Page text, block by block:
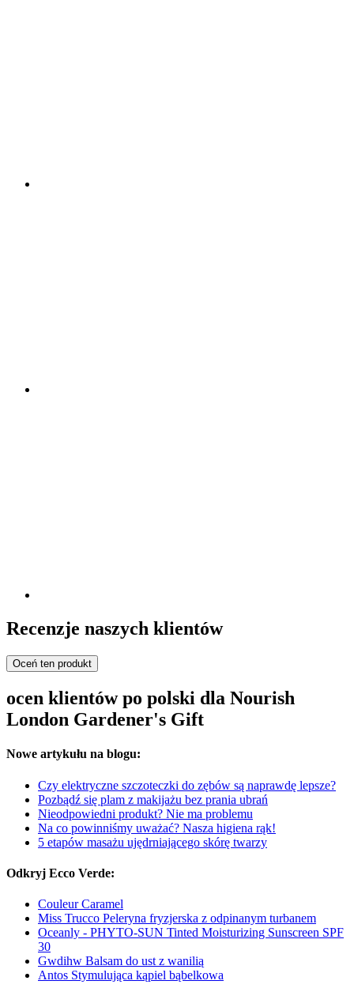
Recenzje naszych klientów
Oceń ten produkt
ocen klientów po polski dla Nourish
London Gardener's Gift
Nowe artykułu na blogu:
Czy elektryczne szczoteczki do zębów są naprawdę lepsze?
Pozbądź się plam z makijażu bez prania ubrań
Nieodpowiedni produkt? Nie ma problemu
Na co powinniśmy uważać? Nasza higiena rąk!
5 etapów masażu ujędrniającego skórę twarzy
Odkryj Ecco Verde:
Couleur Caramel
Miss Trucco Peleryna fryzjerska z odpinanym turbanem
Oceanly - PHYTO-SUN Tinted Moisturizing Sunscreen SPF
30
Gwdihw Balsam do ust z wanilią
Antos Stymulująca kąpiel bąbelkowa